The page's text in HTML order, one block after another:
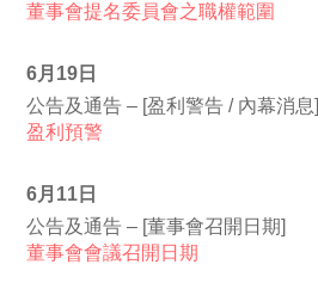
董事會提名委員會之職權範圍
6月19日
公告及通告 – [盈利警告 / 內幕消息]
盈利預警
6月11日
公告及通告 – [董事會召開日期]
董事會會議召開日期